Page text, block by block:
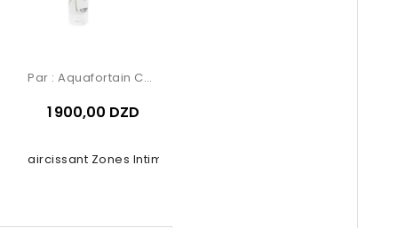
Éclaircissant Zones Intimes –...
Par : Aquafortain Cosmetics
1 900,00 DZD